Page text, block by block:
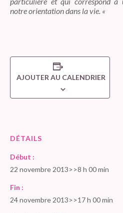
notre orientation dans la vie. «
AJOUTER AU CALENDRIER
DÉTAILS
Début :
22 novembre 2013>>8 h 00 min
Fin :
24 novembre 2013>>17 h 00 min